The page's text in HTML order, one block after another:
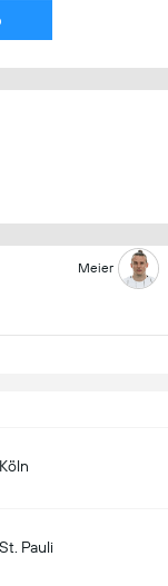
Meier
Köln
St. Pauli